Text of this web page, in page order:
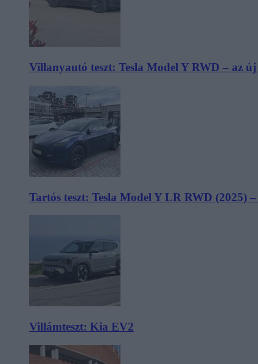
Villanyautó teszt: Tesla Model Y RWD – az
Tartós teszt: Tesla Model Y LR RWD (2025) –
Villámteszt: Kia EV2